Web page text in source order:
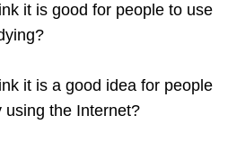
it is good for people to use
it is a good idea for people
using the Internet?